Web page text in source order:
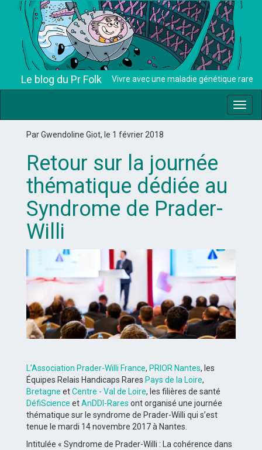
Le blog du Pr Folk Vivre avec une maladie génétique rare
Par Gwendoline Giot, le 1 février 2018
Retour sur la journée
thématique dédiée au
Syndrome de Prader-
Willi
L’Association Prader-Willi France, PRIOR Nantes, les
Équipes Relais Handicaps Rares Pays de la Loire,
Bretagne etCentre - Val de Loire, les filières de santé
DéfiScience etAnDDI-Rares ont organisé une journée
thématique sur le syndrome de Prader-Willi qui s’est
tenue le mardi 14 novembre 2017 à Nantes.
Intitulée « Syndrome de Prader-Willi : La cohérence dans